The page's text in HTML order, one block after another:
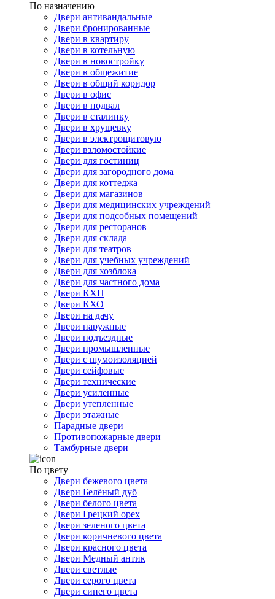
По назначению
Двери антивандальные
Двери бронированные
Двери в квартиру
Двери в котельную
Двери в новостройку
Двери в общежитие
Двери в общий коридор
Двери в офис
Двери в подвал
Двери в сталинку
Двери в хрущевку
Двери в электрощитовую
Двери взломостойкие
Двери для гостиниц
Двери для загородного дома
Двери для коттеджа
Двери для магазинов
Двери для медицинских учреждений
Двери для подсобных помещений
Двери для ресторанов
Двери для склада
Двери для театров
Двери для учебных учреждений
Двери для хозблока
Двери для частного дома
Двери КХН
Двери КХО
Двери на дачу
Двери наружные
Двери подъездные
Двери промышленные
Двери с шумоизоляцией
Двери сейфовые
Двери технические
Двери усиленные
Двери утепленные
Двери этажные
Парадные двери
Противопожарные двери
Тамбурные двери
По цвету
Двери бежевого цвета
Двери Белёный дуб
Двери белого цвета
Двери Грецкий орех
Двери зеленого цвета
Двери коричневого цвета
Двери красного цвета
Двери Медный антик
Двери светлые
Двери серого цвета
Двери синего цвета